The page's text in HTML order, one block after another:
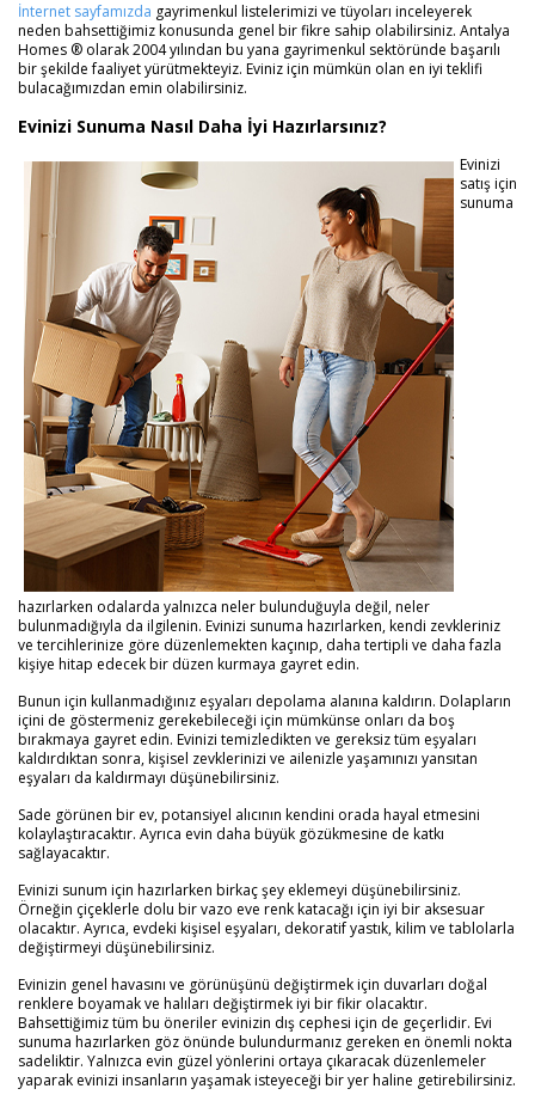
İnternet sayfamızda gayrimenkul listelerimizi ve tüyoları inceleyerek
neden bahsettiğimiz konusunda genel bir fikre sahip olabilirsiniz. Antalya
Homes ® olarak 2004 yılından bu yana gayrimenkul sektöründe başarılı
bir şekilde faaliyet yürütmekteyiz. Eviniz için mümkün olan en iyi teklifi
bulacağımızdan emin olabilirsiniz.
Evinizi Sunuma Nasıl Daha İyi Hazırlarsınız?
Evinizi
satış için
sunuma
hazırlarken odalarda yalnızca neler bulunduğuyla değil, neler
bulunmadığıyla da ilgilenin. Evinizi sunuma hazırlarken, kendi zevkleriniz
ve tercihlerinize göre düzenlemekten kaçınıp, daha tertipli ve daha fazla
kişiye hitap edecek bir düzen kurmaya gayret edin.
Bunun için kullanmadığınız eşyaları depolama alanına kaldırın. Dolapların
içini de göstermeniz gerekebileceği için mümkünse onları da boş
bırakmaya gayret edin. Evinizi temizledikten ve gereksiz tüm eşyaları
kaldırdıktan sonra, kişisel zevklerinizi ve ailenizle yaşamınızı yansıtan
eşyaları da kaldırmayı düşünebilirsiniz.
Sade görünen bir ev, potansiyel alıcının kendini orada hayal etmesini
kolaylaştıracaktır. Ayrıca evin daha büyük gözükmesine de katkı
sağlayacaktır.
Evinizi sunum için hazırlarken birkaç şey eklemeyi düşünebilirsiniz.
Örneğin çiçeklerle dolu bir vazo eve renk katacağı için iyi bir aksesuar
olacaktır. Ayrıca, evdeki kişisel eşyaları, dekoratif yastık, kilim ve tablolarla
değiştirmeyi düşünebilirsiniz.
Evinizin genel havasını ve görünüşünü değiştirmek için duvarları doğal
renklere boyamak ve halıları değiştirmek iyi bir fikir olacaktır.
Bahsettiğimiz tüm bu öneriler evinizin dış cephesi için de geçerlidir. Evi
sunuma hazırlarken göz önünde bulundurmanız gereken en önemli nokta
sadeliktir. Yalnızca evin güzel yönlerini ortaya çıkaracak düzenlemeler
yaparak evinizi insanların yaşamak isteyeceği bir yer haline getirebilirsiniz.